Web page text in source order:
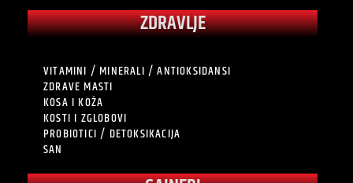
ZDRAVLJE
VITAMINI / MINERALI / ANTIOKSIDANSI
ZDRAVE MASTI
KOSA I KOŽA
KOSTI I ZGLOBOVI
PROBIOTICI / DETOKSIKACIJA
SAN